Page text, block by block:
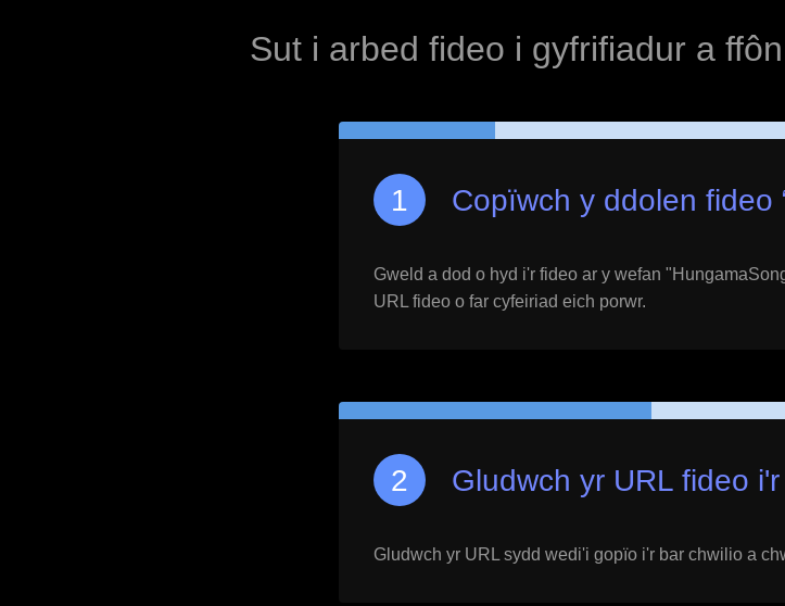
Sut i arbed fideo i gyfrifiadur a
Copïwch y ddolen fideo
Gweld a dod o hyd i'r fideo ar y wefan "
URL fideo o far cyfeiriad eich porwr.
Gludwch yr URL fideo
Gludwch yr URL sydd wedi'i gopïo i'r bar chwilio a